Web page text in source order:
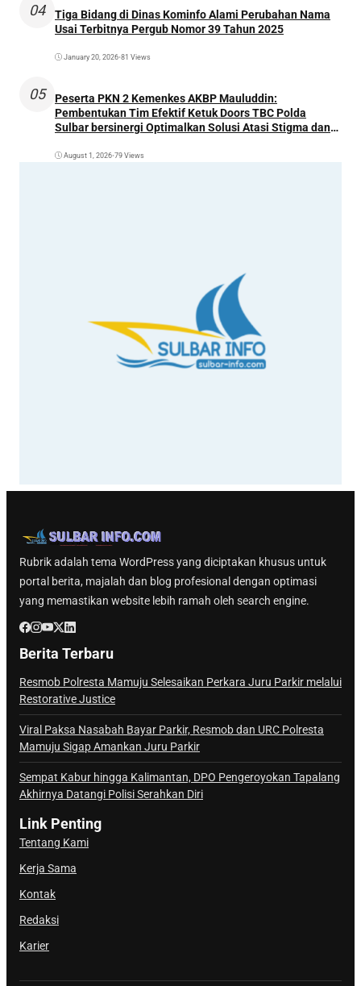
04
Tiga Bidang di Dinas Kominfo Alami Perubahan Nama
Usai Terbitnya Pergub Nomor 39 Tahun 2025
January 20, 2026•81 Views
05
Peserta PKN 2 Kemenkes AKBP Mauluddin:
Pembentukan Tim Efektif Ketuk Doors TBC Polda
Sulbar bersinergi Optimalkan Solusi Atasi Stigma dan
August 1, 2026•79 Views
Rubrik adalah tema WordPress yang diciptakan khusus untuk
portal berita, majalah dan blog profesional dengan optimasi
yang memastikan website lebih ramah oleh search engine.
Berita Terbaru
Resmob Polresta Mamuju Selesaikan Perkara Juru Parkir melalui
Restorative Justice
Viral Paksa Nasabah Bayar Parkir, Resmob dan URC Polresta
Mamuju Sigap Amankan Juru Parkir
Sempat Kabur hingga Kalimantan, DPO Pengeroyokan Tapalang
Akhirnya Datangi Polisi Serahkan Diri
Link Penting
Tentang Kami
Kerja Sama
Kontak
Redaksi
Karier